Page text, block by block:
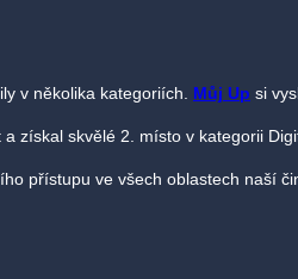
v několika kategoriích. Můj Up si
získal skvělé 2. místo v kategorii
přístupu ve všech oblastech naší